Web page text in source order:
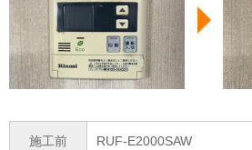
施工前 RUF-E2000SAW